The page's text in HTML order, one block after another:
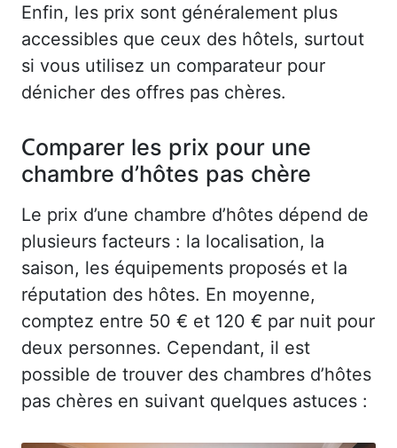
Enfin, les prix sont généralement plus
accessibles que ceux des hôtels, surtout
si vous utilisez un comparateur pour
dénicher des offres pas chères.
Comparer les prix pour une
chambre d’hôtes pas chère
Le prix d’une chambre d’hôtes dépend de
plusieurs facteurs : la localisation, la
saison, les équipements proposés et la
réputation des hôtes. En moyenne,
comptez entre 50 € et 120 € par nuit pour
deux personnes. Cependant, il est
possible de trouver des chambres d’hôtes
pas chères en suivant quelques astuces :